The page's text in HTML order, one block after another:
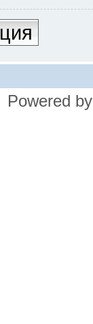
Powered by